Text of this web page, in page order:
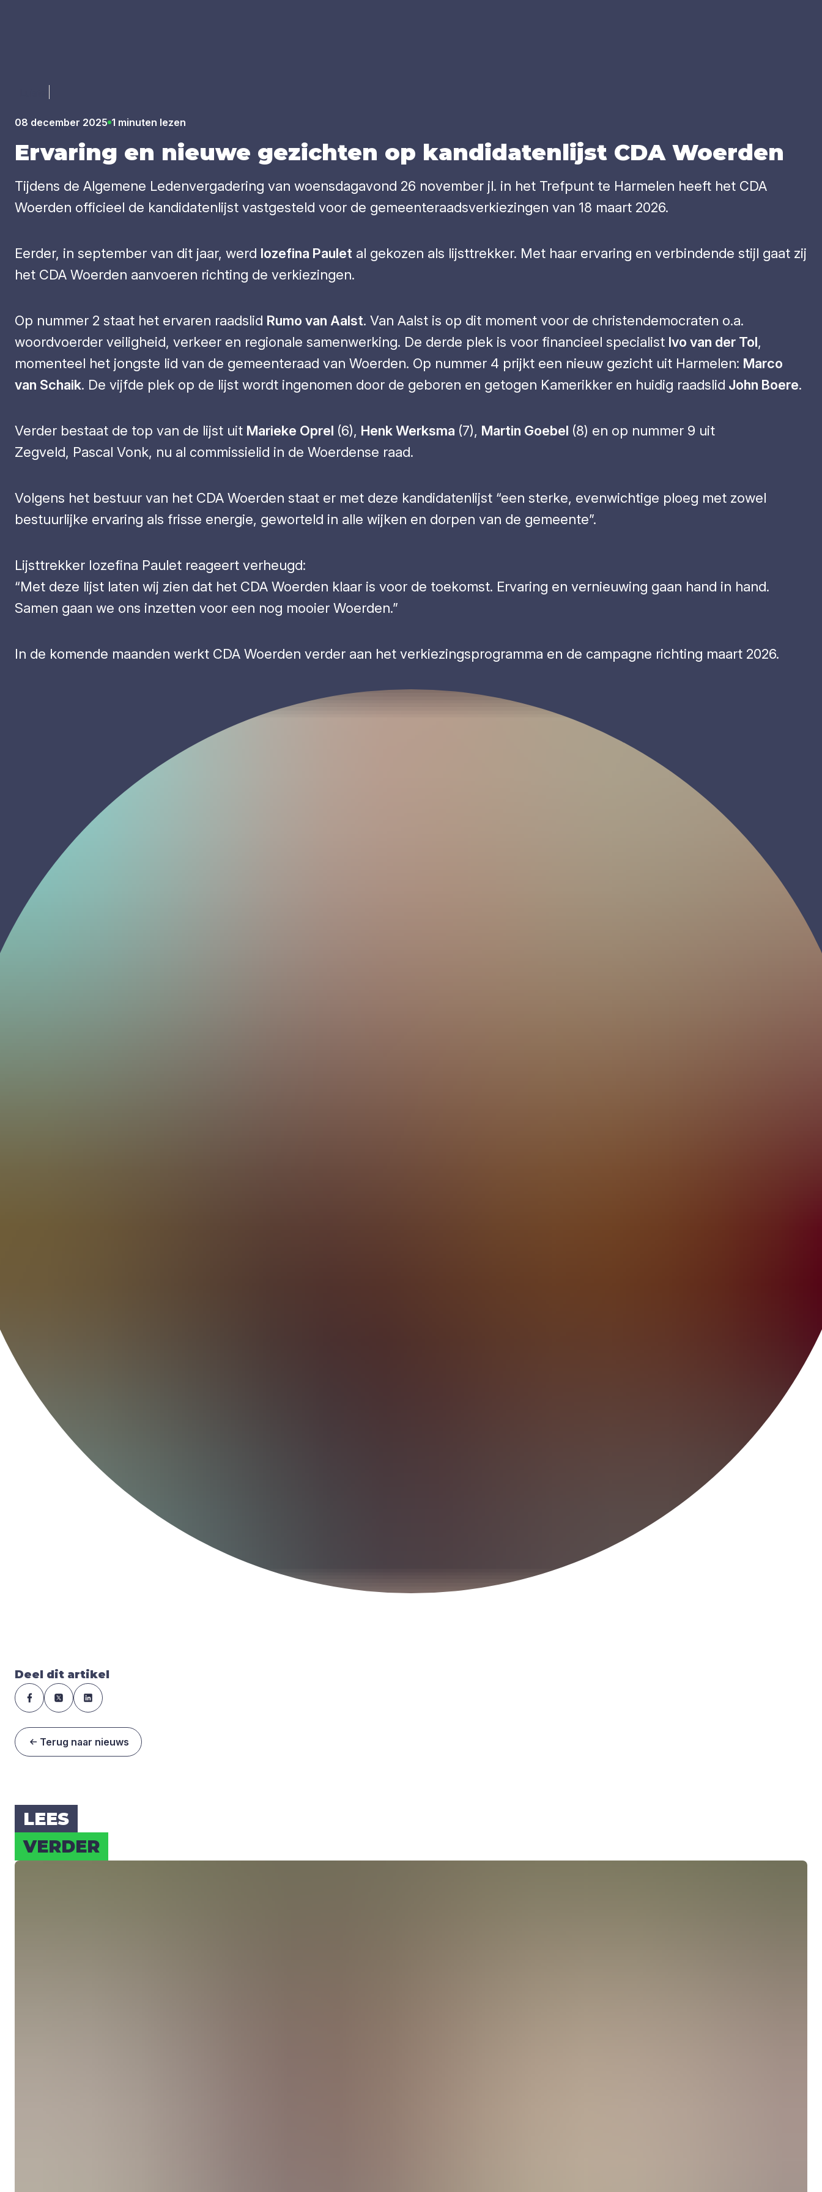
08 december 2025 1 minuten lezen
Erva­ring en nieu­we gezich­ten op kan­di­da­ten­lijst CDAWoer­den
Tijdens de Algemene Ledenvergadering van woensdagavond 26 november jl. in het Trefpunt te Harmelen heeft het CDA
Woerden officieel de kandidatenlijst vastgesteld voor de gemeenteraadsverkiezingen van 18 maart 2026.
Eerder, in september van dit jaar, werd Iozefina Paulet al gekozen als lijsttrekker. Met haar ervaring en verbindende stijl gaat zij
het CDA Woerden aanvoeren richting de verkiezingen.
Op nummer 2 staat het ervaren raadslid Rumo van Aalst. Van Aalst is op dit moment voor de christendemocraten o.a.
woordvoerder veiligheid, verkeer en regionale samenwerking. De derde plek is voor financieel specialist Ivo van der Tol,
momenteel het jongste lid van de gemeenteraad van Woerden. Op nummer 4 prijkt een nieuw gezicht uit Harmelen: Marco
van Schaik. De vijfde plek op de lijst wordt ingenomen door de geboren en getogen Kamerikker en huidig raadslid John Boere.
Verder bestaat de top van de lijst uit Marieke Oprel (6), Henk Werksma (7), Martin Goebel (8) en op nummer 9 uit
Zegveld, Pascal Vonk, nu al commissielid in de Woerdense raad.
Volgens het bestuur van het CDA Woerden staat er met deze kandidatenlijst “een sterke, evenwichtige ploeg met zowel
bestuurlijke ervaring als frisse energie, geworteld in alle wijken en dorpen van de gemeente”.
Lijsttrekker Iozefina Paulet reageert verheugd:
“Met deze lijst laten wij zien dat het CDA Woerden klaar is voor de toekomst. Ervaring en vernieuwing gaan hand in hand.
Samen gaan we ons inzetten voor een nog mooier Woerden.”
In de komende maanden werkt CDA Woerden verder aan het verkiezingsprogramma en de campagne richting maart 2026.
Deel dit artikel
Terug naar nieuws
LEES
VER­DER